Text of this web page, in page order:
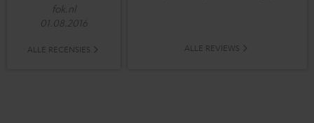
fok.nl
01.08.2016
ALLE RECENSIES ALLE REVIEWS